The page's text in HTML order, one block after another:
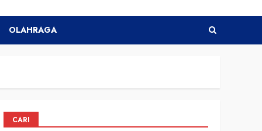
OLAHRAGA
CARI